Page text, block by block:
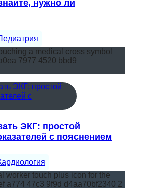
нужно ли
ЭКГ: простой
с пояснением